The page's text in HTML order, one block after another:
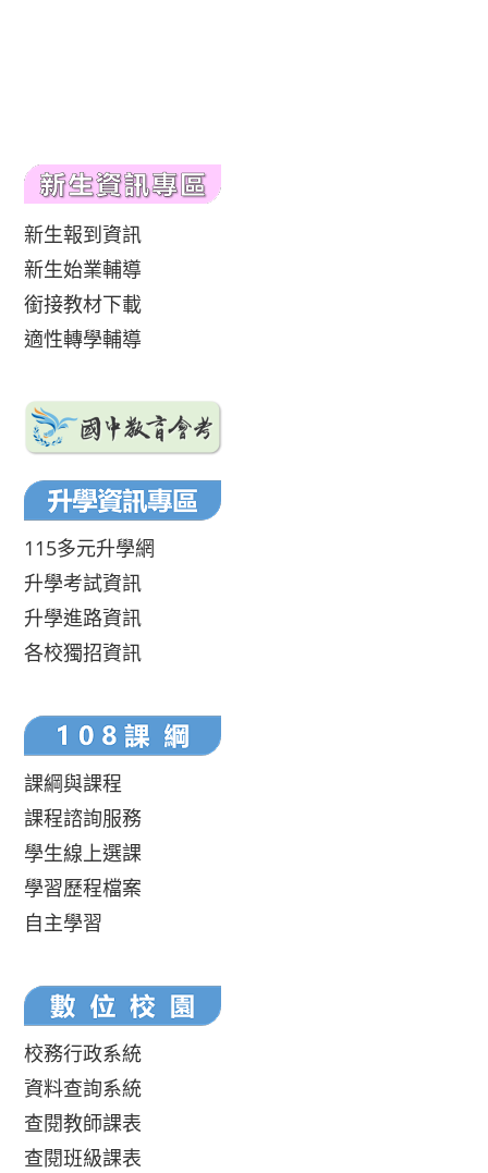
新生報到資訊
新生始業輔導
銜接教材下載
適性轉學輔導
115多元升學網
升學考試資訊
升學進路資訊
各校獨招資訊
課綱與課程
課程諮詢服務
學生線上選課
學習歷程檔案
自主學習
校務行政系統
資料查詢系統
查閱教師課表
查閱班級課表